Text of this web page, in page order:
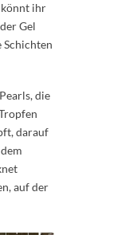
ihr
Gel
Schichten
die
darauf
auf der